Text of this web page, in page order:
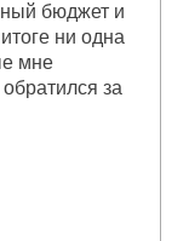
бюджет и
ни одна
мне
за